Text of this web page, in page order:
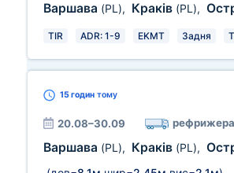
Варшава (PL), Краків (PL),
TIR ADR: 1-9 EKMT Задня
15 годин тому
20.08–30.09
Варшава (PL), Краків (PL),